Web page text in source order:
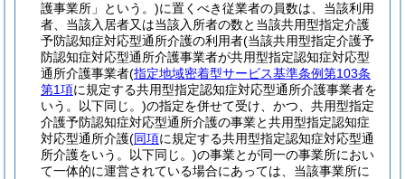
護事業所」という。)に置くべき従業者の員数は、当該利用
者、当該入居者又は当該入所者の数と当該共用型指定介護
予防認知症対応型通所介護の利用者(当該共用型指定介護予
防認知症対応型通所介護事業者が共用型指定認知症対応型
通所介護事業者(指定地域密着型サービス基準条例第103条
第1項に規定する共用型指定認知症対応型通所介護事業者を
いう。以下同じ。)の指定を併せて受け、かつ、共用型指定
介護予防認知症対応型通所介護の事業と共用型指定認知症
対応型通所介護(同項に規定する共用型指定認知症対応型通
所介護をいう。以下同じ。)の事業とが同一の事業所におい
て一体的に運営されている場合にあっては、当該事業所に